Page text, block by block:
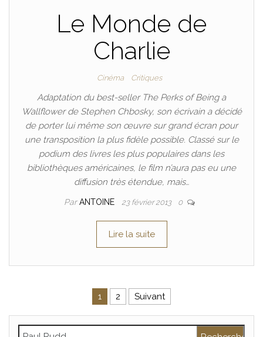
Le Monde de
Charlie
Cinéma Critiques
Adaptation du best-seller The Perks of Being a
Wallflower de Stephen Chbosky, son écrivain a décidé
de porter lui même son œuvre sur grand écran pour
une transposition la plus fidèle possible. Classé sur le
podium des livres les plus populaires dans les
bibliothèques américaines, le film n’aura pas eu une
diffusion très étendue, mais…
ParANTOINE 23 février 2013 0
Lire la suite
Pagination des publications
1 2 Suivant
Rechercher :